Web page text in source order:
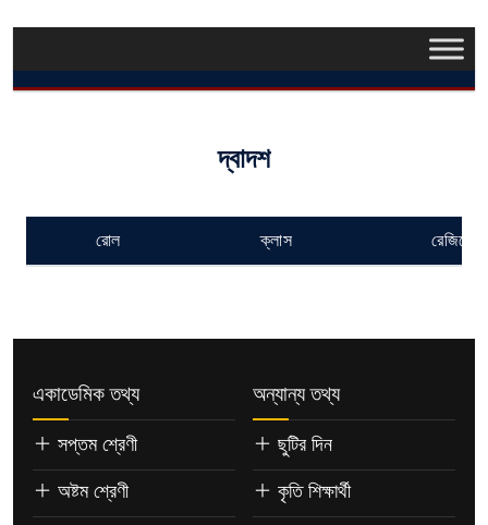
দ্বাদশ
রোল ক্লাস
একাডেমিক তথ্য
সপ্তম শ্রেণী
অষ্টম শ্রেণী
অন্যান্য তথ্য
ছুটির দিন
কৃতি শিক্ষার্থী